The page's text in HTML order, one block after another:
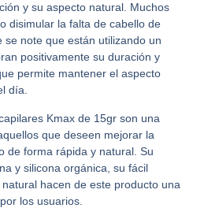
y su aspecto natural. Muchos
disimular la falta de cabello de
se note que están utilizando un
positivamente su duración y
permite mantener el aspecto
día.
Kmax de 15gr son una
que deseen mejorar la
de forma rápida y natural. Su
y silicona orgánica, su fácil
hacen de este producto una
los usuarios.